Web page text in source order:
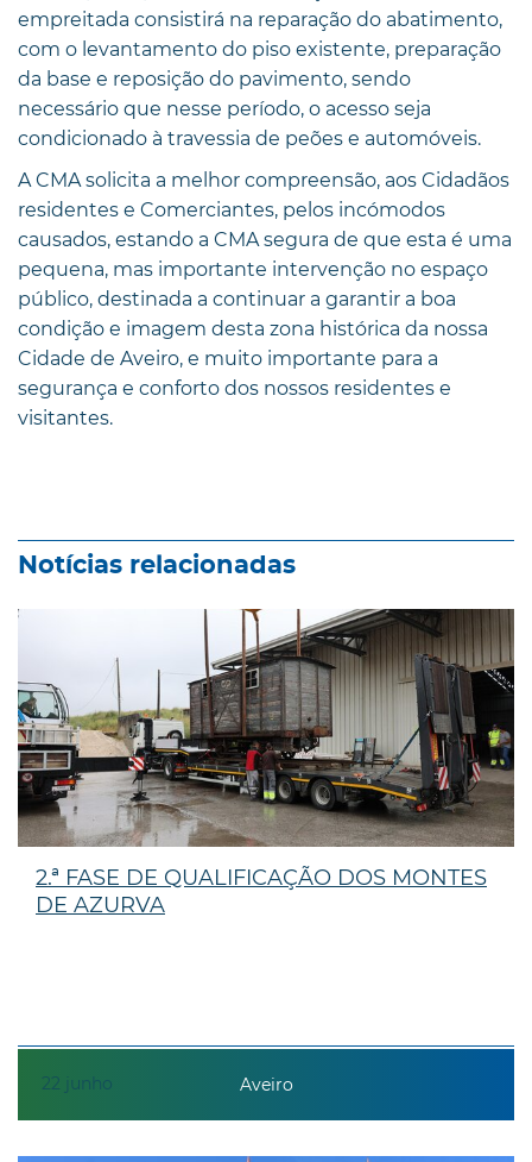
empreitada consistirá na reparação do abatimento,
com o levantamento do piso existente, preparação
da base e reposição do pavimento, sendo
necessário que nesse período, o acesso seja
condicionado à travessia de peões e automóveis.
A CMA solicita a melhor compreensão, aos Cidadãos
residentes e Comerciantes, pelos incómodos
causados, estando a CMA segura de que esta é uma
pequena, mas importante intervenção no espaço
público, destinada a continuar a garantir a boa
condição e imagem desta zona histórica da nossa
Cidade de Aveiro, e muito importante para a
segurança e conforto dos nossos residentes e
visitantes.
Notícias relacionadas
22 junho
2.ª FASE DE QUALIFICAÇÃO DOS MONTES
DE AZURVA
Aveiro